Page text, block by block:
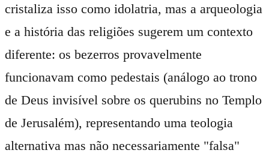
cristaliza isso como idolatria, mas a arqueologia
e a história das religiões sugerem um contexto
diferente: os bezerros provavelmente
funcionavam como pedestais (análogo ao trono
de Deus invisível sobre os querubins no Templo
de Jerusalém), representando uma teologia
alternativa mas não necessariamente "falsa"